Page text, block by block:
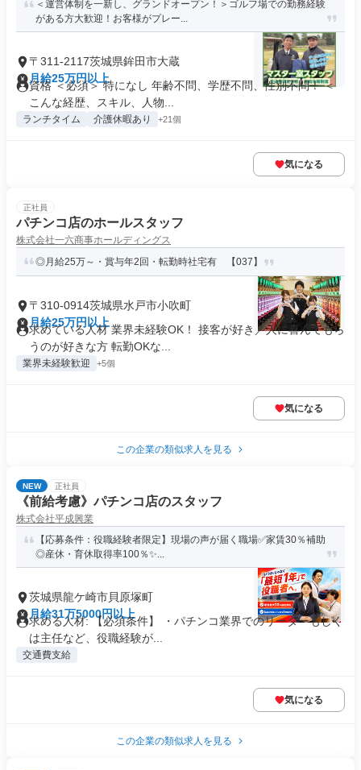
＜運営体制を一新し、グランドオープン！＞ゴルフ場での勤務経験
がある方大歓迎！お客様がプレー...
〒311-2117茨城県鉾田市大蔵
月給25万円以上
資格 ＜必須＞ 特になし 年齢不問、学歴不問、性別不問！ ＜
こんな経歴、スキル、人物...
ランチタイム 介護休暇あり +21個
気になる
正社員
パチンコ店のホールスタッフ
株式会社一六商事ホールディングス
◎月給25万～・賞与年2回・転勤時社宅有 【037】
〒310-0914茨城県水戸市小吹町
月給25万円以上
求めている人材 業界未経験OK！ 接客が好き／人に喜んでもら
うのが好きな方 転勤OKな...
業界未経験歓迎 +5個
気になる
この企業の類似求人を見る
NEW 正社員
《前給考慮》パチンコ店のスタッフ
株式会社平成興業
【応募条件：役職経験者限定】現場の声が届く職場✅家賃30％補助
◎産休・育休取得率100％✨...
茨城県龍ケ崎市貝原塚町
月給31万5000円以上
求める人材: 【必須条件】 ・パチンコ業界でのリーダーもしく
は主任など、役職経験が...
交通費支給
気になる
この企業の類似求人を見る